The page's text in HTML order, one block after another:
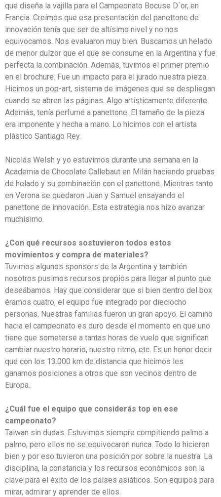
que diseña la vajilla para el Campeonato Bocuse D´or, en
Francia. Creímos que esa presentación del panettone de
innovación tenía que ser de altísimo nivel y no nos
equivocamos. Nos evaluaron muy bien. Buscamos un helado
de menor dulzor que el que se consume en la Argentina y fue
perfecta la combinación. Además, tuvimos el primer premio
en el brochure. Fue un impacto para el jurado nuestra pieza.
Hicimos un pop-art, sistema de imágenes que se despliegan
cuando se abren las páginas. Algo artísticamente diferente.
Además, tenía perfume a panettone. El tamaño de la pieza
era imponente y hecha a mano. Lo hicimos con el artista
plástico Santiago Rey.
Nicolás Welsh y yo estuvimos durante una semana en la
Academia de Chocolate Callebaut en Milán haciendo pruebas
de helado y su combinación con el panettone. Mientras tanto
en Verona se quedaron Juan y Samuel ensayando el
panettone de innovación. Esta estrategia nos hizo avanzar
muchísimo.
¿Con qué recursos sostuvieron todos estos
movimientos y compra de materiales?
Tuvimos algunos sponsors de la Argentina y también
nosotros pusimos recursos propios para llegar al punto que
deseábamos. Hay que considerar que si bien dentro del box
éramos cuatro, el equipo fue integrado por dieciocho
personas. Nuestras familias fueron un gran apoyo. El camino
hacia el campeonato es duro desde el momento en que uno
tiene que someterse a tantas horas de vuelo que significan
cambiar nuestro horario, nuestro ritmo, etc. Es un honor decir
que con los 13.000 km de distancia que hicimos les
ganamos posiciones a otros que son vecinos dentro de
Europa.
¿Cuál fue el equipo que considerás top en ese
campeonato?
Taiwan sin dudas. Estuvimos siempre compitiendo palmo a
palmo, pero ellos no se equivocaron nunca. Todo lo hicieron
bien y por eso tuvieron una posición por sobre la nuestra. La
disciplina, la constancia y los recursos económicos son la
clave para el éxito de los países asiáticos. Son equipos para
mirar, admirar y aprender de ellos.